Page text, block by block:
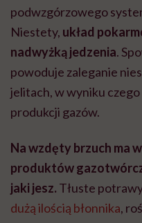
podwzgórzowego
Niestety, układ
nadwyżką jedzenia.
powoduje zaleganie
jelitach, w wyniku
produkcji gazów.
Na wzdęty brzuch ma
produktów
jaki jesz. Tłuste
dużą ilością błonnika,